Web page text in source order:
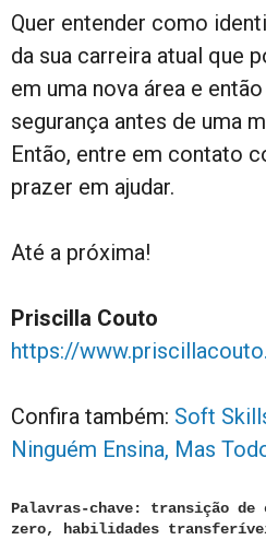
Quer entender como
da sua carreira atual que
em uma nova área e
segurança antes de uma
Então, entre em contato
prazer em ajudar.
Até a próxima!
Priscilla Couto
https://
Confira também: Soft
Ninguém Ensina, Mas
Palavras-chave: transição de
zero, habilidades